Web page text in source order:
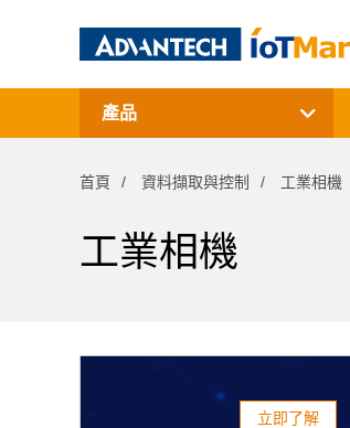
產品
電腦平台
周邊應用組件
授權軟體與研華課程
首頁 資料擷取與控制 工業相機
工業相機
立即了解